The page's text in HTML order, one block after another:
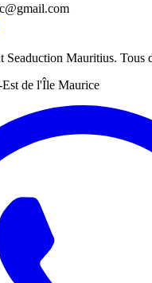
Seaduction Mauritius. Tous
de l'Île Maurice